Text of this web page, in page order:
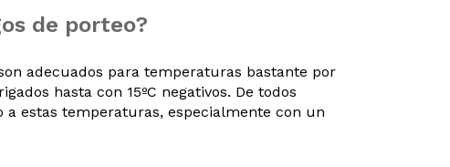
de porteo?
adecuados para temperaturas bastante por
hasta con 15ºC negativos. De todos
a estas temperaturas, especialmente con un